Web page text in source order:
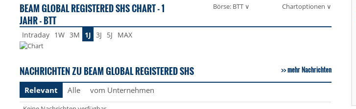
BEAM GLOBAL REGISTERED SHS CHART - 1
JAHR - BTT
Börse: BTT ∨ Chartoptionen ∨
Intraday 1W 3M 1J 3J 5J MAX
NACHRICHTEN ZU BEAM GLOBAL REGISTERED SHS mehr Nachrichten
Relevant Alle vom Unternehmen